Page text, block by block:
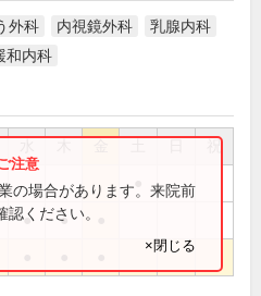
外科 内視鏡外科
乳腺内科
和内科
祝
● ●
の場合があります。来院前
ください。
×閉じる